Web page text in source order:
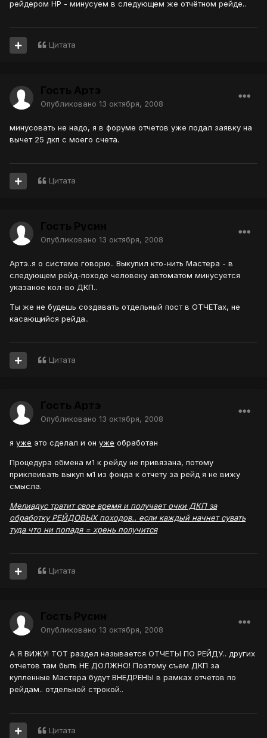
рейдером НР - минусуем в следующем же отчётном рейде..
Цитата
Опубликовано 13 октября, 2008
минусовать не надо, я в форуме отчетов уже подал заявку на
вычет 25 дкп с моего счета.
Цитата
Опубликовано 13 октября, 2008
Артэ..я о системе говорю.. Выкупил кто-нить Мастера - в
следующем рейд-походе человеку автоматом минусуется
указаное кол-во ДКП..
Ты же не будешь создавать отдельный пост в ОТЧЕТах, не
касающийся рейда..
Цитата
Опубликовано 13 октября, 2008
я уже это сделал и он уже обработан
Процедура обмена м1 к рейду не привязана, потому
приклеивать выкуп м1 из фонда к отчету за рейд я не вижу
смысла.
Мелиадус тратит свое время и получает очки ДКП за
обработку РЕЙДОВЫХ походов.. если каждый начнет сувать
туда что ни попадя = хрень получится
Цитата
Опубликовано 13 октября, 2008
А Я ВИЖУ! ТОТ раздел называется ОТЧЕТЫ ПО РЕЙДУ.. других
отчетов там быть НЕ ДОЛЖНО! Поэтому съем ДКП за
купленные Мастера будут ВНЕДРЕНЫ в рамках отчетов по
рейдам.. отдельной строкой..
Цитата